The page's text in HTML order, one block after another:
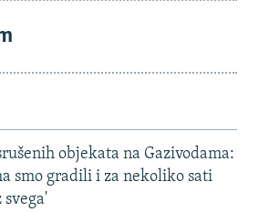
objekata na Gazivodama:
smo gradili i za nekoliko sati
svega'